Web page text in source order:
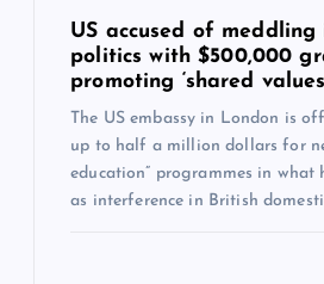
US accused of
politics with $500,000
promoting ‘shared
The US embassy in London is
up to half a million dollars for
education” programmes in what
as interference in British